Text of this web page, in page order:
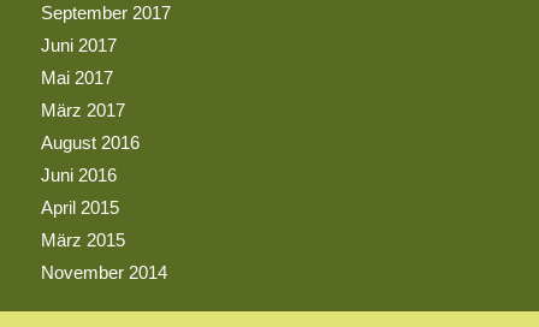
September 2017
Juni 2017
Mai 2017
März 2017
August 2016
Juni 2016
April 2015
März 2015
November 2014